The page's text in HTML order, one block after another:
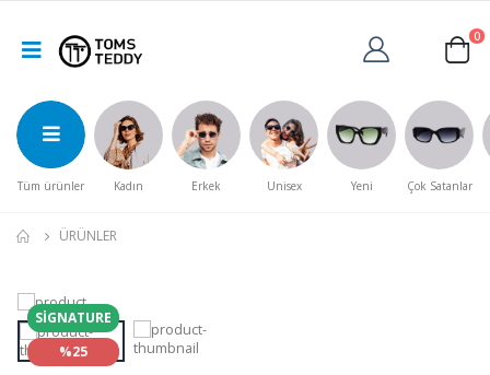
0
Tüm ürünler Kadın Erkek Unisex Yeni Çok Satanlar
ÜRÜNLER
SIGNATURE
%25